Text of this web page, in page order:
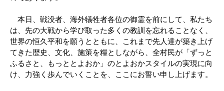
本日、戦没者、海外犠牲者各位の御霊を前にして、私たち
は、先の大戦から学び取った多くの教訓を忘れることなく、
世界の恒久平和を願うとともに、これまで先人達が築き上げ
てきた歴史、文化、施策を糧としながら、全村民が「ずっと
ふるさと、もっととよおか」のとよおかスタイルの実現に向
け、力強く歩んでいくことを、ここにお誓い申し上げます。